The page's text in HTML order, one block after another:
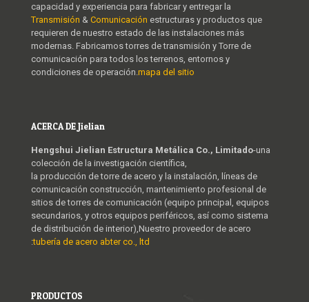
capacidad y experiencia para fabricar y entregar la
Transmisión & Comunicación estructuras y productos que
requieren de nuestro estado de las instalaciones más
modernas. Fabricamos torres de transmisión y Torre de
comunicación para todos los terrenos, entornos y
condiciones de operación.mapa del sitio
ACERCA DE Jielian
Hengshui Jielian Estructura Metálica Co., Limitado-una
colección de la investigación científica,
la producción de torre de acero y la instalación, líneas de
comunicación construcción, mantenimiento profesional de
sitios de torres de comunicación (equipo principal, equipos
secundarios, y otros equipos periféricos, así como sistema
de distribución de interior),Nuestro proveedor de acero
:tubería de acero abter co., ltd
PRODUCTOS